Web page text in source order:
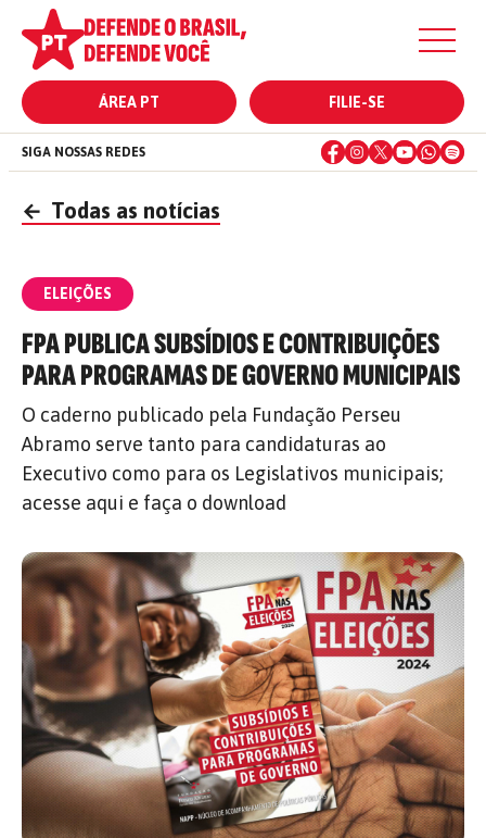
ÁREA PT FILIE-SE
SIGA NOSSAS REDES
← Todas as notícias
ELEIÇÕES
FPA PUBLICA SUBSÍDIOS E CONTRIBUIÇÕES
PARA PROGRAMAS DE GOVERNO MUNICIPAIS
O caderno publicado pela Fundação Perseu
Abramo serve tanto para candidaturas ao
Executivo como para os Legislativos municipais;
acesse aqui e faça o download